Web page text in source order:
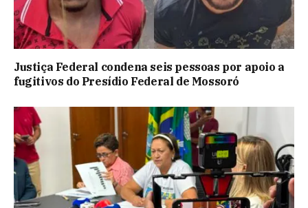
Justiça Federal condena seis pessoas por apoio a
fugitivos do Presídio Federal de Mossoró